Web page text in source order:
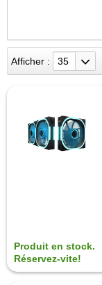
Afficher : 35
Produit en stock.
Réservez-vite!